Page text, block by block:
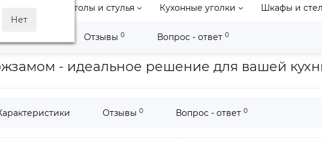
матрасы Столы и стулья Кухонные уголки Шкафы и
Отзывы 0 Вопрос - ответ 0
Кухонный уголок «Альфа» - МФ-100.001 Кожзам
- идеальное решение для вашей
Отзывы 0 Вопрос - ответ 0